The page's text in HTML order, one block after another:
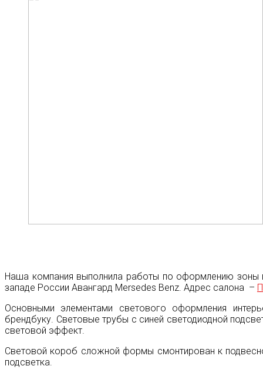
Наша компания выполнила работы по оформлению зоны
западе России Авангард Mersedes Benz. Адрес салона –
Основными элементами светового оформления
брендбуку. Световые трубы с синей светодиодной
световой эффект.
Световой короб сложной формы смонтирован к
подсветка.